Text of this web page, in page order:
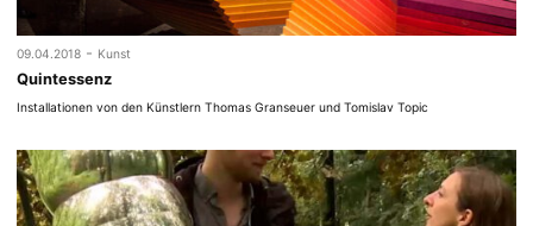
09.04.2018 - Kunst
Quintessenz
Installationen von den Künstlern Thomas Granseuer und Tomislav Topic